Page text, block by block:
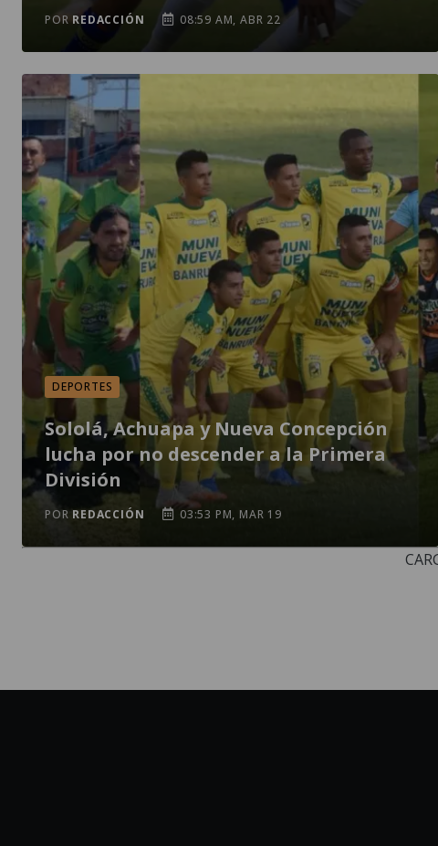
POR REDACCIÓN 08:59 AM, ABR 22
DEPORTES
Sololá, Achuapa y Nueva Concepción
lucha por no descender a la Primera
División
POR REDACCIÓN 03:53 PM, MAR 19